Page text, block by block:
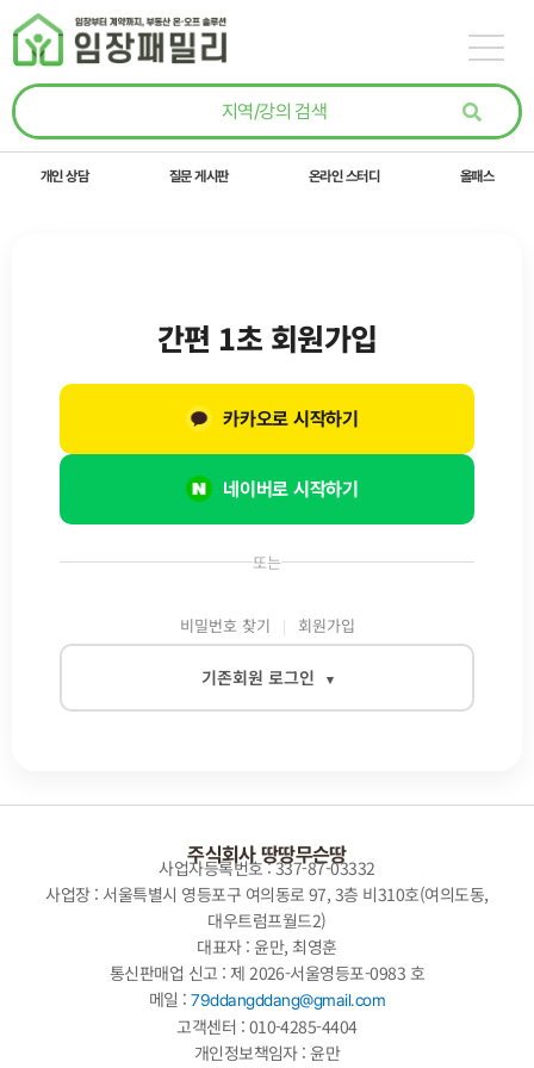
콘텐츠로
건너뛰기
개인 상담 질문 게시판 온라인 스터디 올패스
또는
비밀번호 찾기 회원가입
기존회원 로그인 ▾
로그인
간편 1초 회원가입
네이버로 시작하기
카카오로 시작하기
주식회사 땅땅무슨땅
사업자등록번호 : 337-87-03332
사업장 : 서울특별시 영등포구 여의동로 97, 3층 비310호(여의도동,
대우트럼프월드2)
대표자 : 윤만, 최영훈
통신판매업 신고 : 제 2026-서울영등포-0983 호
메일 :79ddangddang@gmail.com
고객센터 : 010-4285-4404
개인정보책임자 : 윤만